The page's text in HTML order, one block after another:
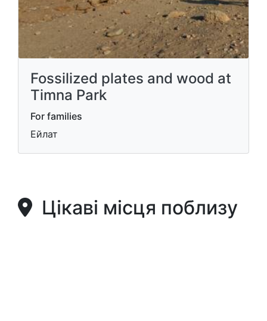
Fossilized plates and wood at
Timna Park
For families
Ейлат
Цікаві місця поблизу